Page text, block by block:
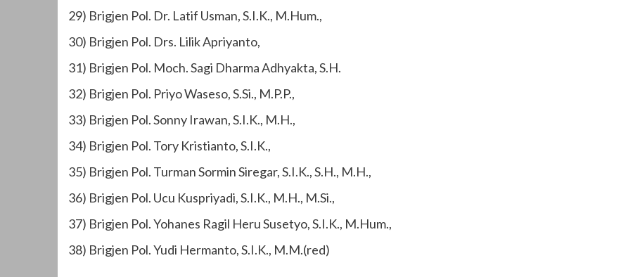
29) Brigjen Pol. Dr. Latif Usman, S.I.K., M.Hum.,
30) Brigjen Pol. Drs. Lilik Apriyanto,
31) Brigjen Pol. Moch. Sagi Dharma Adhyakta, S.H.
32) Brigjen Pol. Priyo Waseso, S.Si., M.P.P.,
33) Brigjen Pol. Sonny Irawan, S.I.K., M.H.,
34) Brigjen Pol. Tory Kristianto, S.I.K.,
35) Brigjen Pol. Turman Sormin Siregar, S.I.K., S.H., M.H.,
36) Brigjen Pol. Ucu Kuspriyadi, S.I.K., M.H., M.Si.,
37) Brigjen Pol. Yohanes Ragil Heru Susetyo, S.I.K., M.Hum.,
38) Brigjen Pol. Yudi Hermanto, S.I.K., M.M.(red)